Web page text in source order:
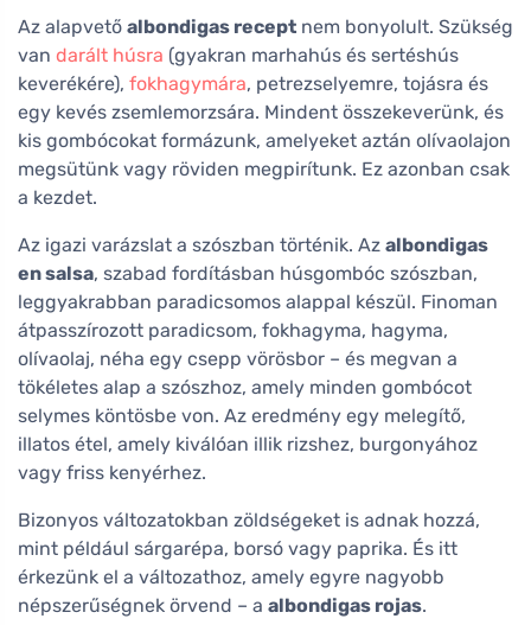
Az alapvető albondigas recept nem bonyolult. Szükség
van darált húsra (gyakran marhahús és sertéshús
keverékére), fokhagymára, petrezselyemre, tojásra és
egy kevés zsemlemorzsára. Mindent összekeverünk, és
kis gombócokat formázunk, amelyeket aztán olívaolajon
megsütünk vagy röviden megpirítunk. Ez azonban csak
a kezdet.
Az igazi varázslat a szószban történik. Az albondigas
en salsa, szabad fordításban húsgombóc szószban,
leggyakrabban paradicsomos alappal készül. Finoman
átpasszírozott paradicsom, fokhagyma, hagyma,
olívaolaj, néha egy csepp vörösbor – és megvan a
tökéletes alap a szószhoz, amely minden gombócot
selymes köntösbe von. Az eredmény egy melegítő,
illatos étel, amely kiválóan illik rizshez, burgonyához
vagy friss kenyérhez.
Bizonyos változatokban zöldségeket is adnak hozzá,
mint például sárgarépa, borsó vagy paprika. És itt
érkezünk el a változathoz, amely egyre nagyobb
népszerűségnek örvend – a albondigas rojas.